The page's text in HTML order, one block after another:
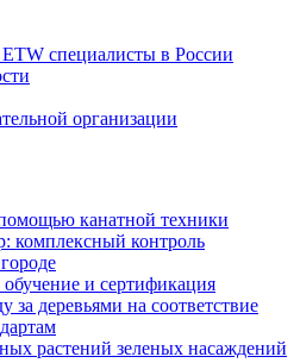
специалисты в России
организации
канатной техники
комплексный контроль
и сертификация
за деревьями на соответствие
растений зеленых насаждений